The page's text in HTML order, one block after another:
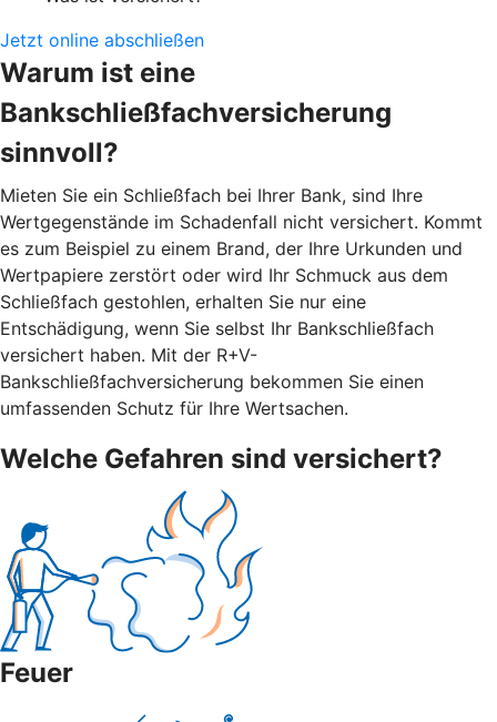
Jetzt online abschließen
Warum ist eine
Bankschließfachversicherung
sinnvoll?
Mieten Sie ein Schließfach bei Ihrer Bank, sind Ihre
Wertgegenstände im Schadenfall nicht versichert. Kommt
es zum Beispiel zu einem Brand, der Ihre Urkunden und
Wertpapiere zerstört oder wird Ihr Schmuck aus dem
Schließfach gestohlen, erhalten Sie nur eine
Entschädigung, wenn Sie selbst Ihr Bankschließfach
versichert haben. Mit der R+V-
Bankschließfachversicherung bekommen Sie einen
umfassenden Schutz für Ihre Wertsachen.
Welche Gefahren sind versichert?
Feuer